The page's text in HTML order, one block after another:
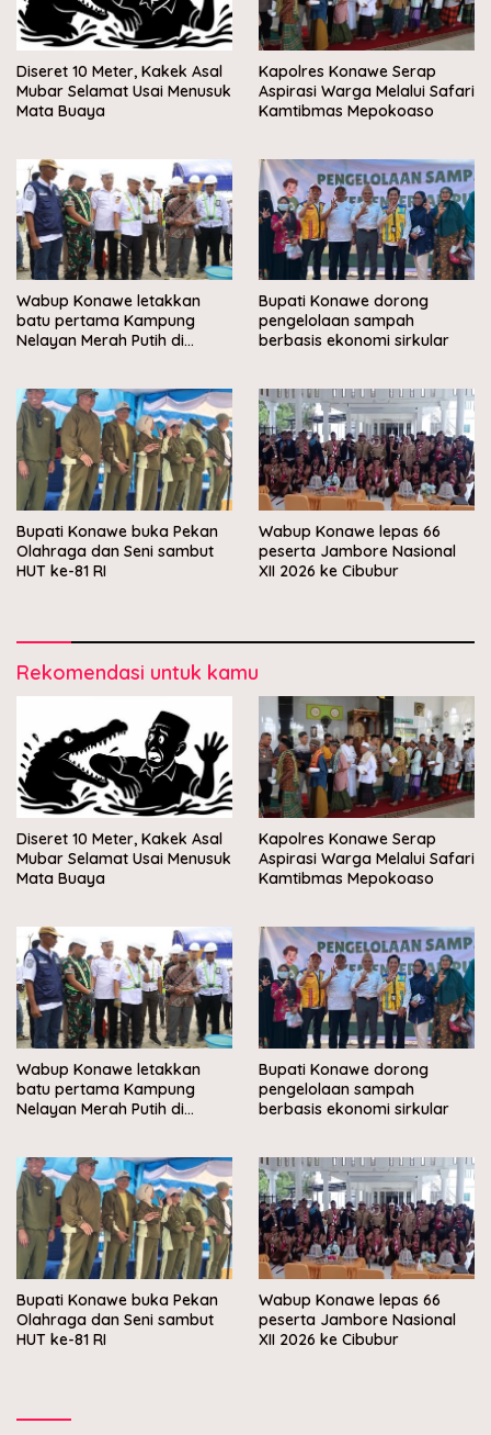
Diseret 10 Meter, Kakek Asal
Mubar Selamat Usai Menusuk
Mata Buaya
Kapolres Konawe Serap
Aspirasi Warga Melalui Safari
Kamtibmas Mepokoaso
Wabup Konawe letakkan
batu pertama Kampung
Nelayan Merah Putih di
Bupati Konawe dorong
pengelolaan sampah
berbasis ekonomi sirkular
Bupati Konawe buka Pekan
Olahraga dan Seni sambut
HUT ke-81 RI
Wabup Konawe lepas 66
peserta Jambore Nasional
XII 2026 ke Cibubur
Rekomendasi untuk kamu
Diseret 10 Meter, Kakek Asal
Mubar Selamat Usai Menusuk
Mata Buaya
Kapolres Konawe Serap
Aspirasi Warga Melalui Safari
Kamtibmas Mepokoaso
Wabup Konawe letakkan
batu pertama Kampung
Nelayan Merah Putih di
Bupati Konawe dorong
pengelolaan sampah
berbasis ekonomi sirkular
Bupati Konawe buka Pekan
Olahraga dan Seni sambut
HUT ke-81 RI
Wabup Konawe lepas 66
peserta Jambore Nasional
XII 2026 ke Cibubur